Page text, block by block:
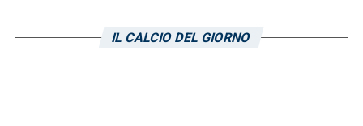
giocato alla pari».
IL CALCIO DEL GIORNO